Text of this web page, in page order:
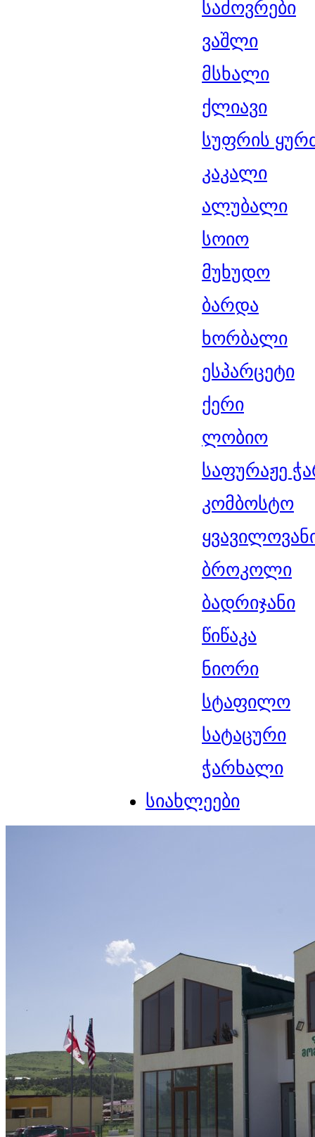
საძოვრები
ვაშლი
მსხალი
ქლიავი
სუფრის
კაკალი
ალუბალი
სოიო
მუხუდო
ბარდა
ხორბალი
ესპარცეტი
ქერი
ლობიო
საფურაჟე
კომბოსტო
ბროკოლი
ბადრიჯანი
წიწაკა
ნიორი
სტაფილო
სატაცური
ჭარხალი
სიახლეები